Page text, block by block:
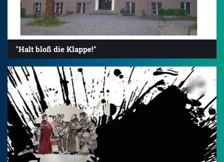
"Halt bloß die Klappe!"